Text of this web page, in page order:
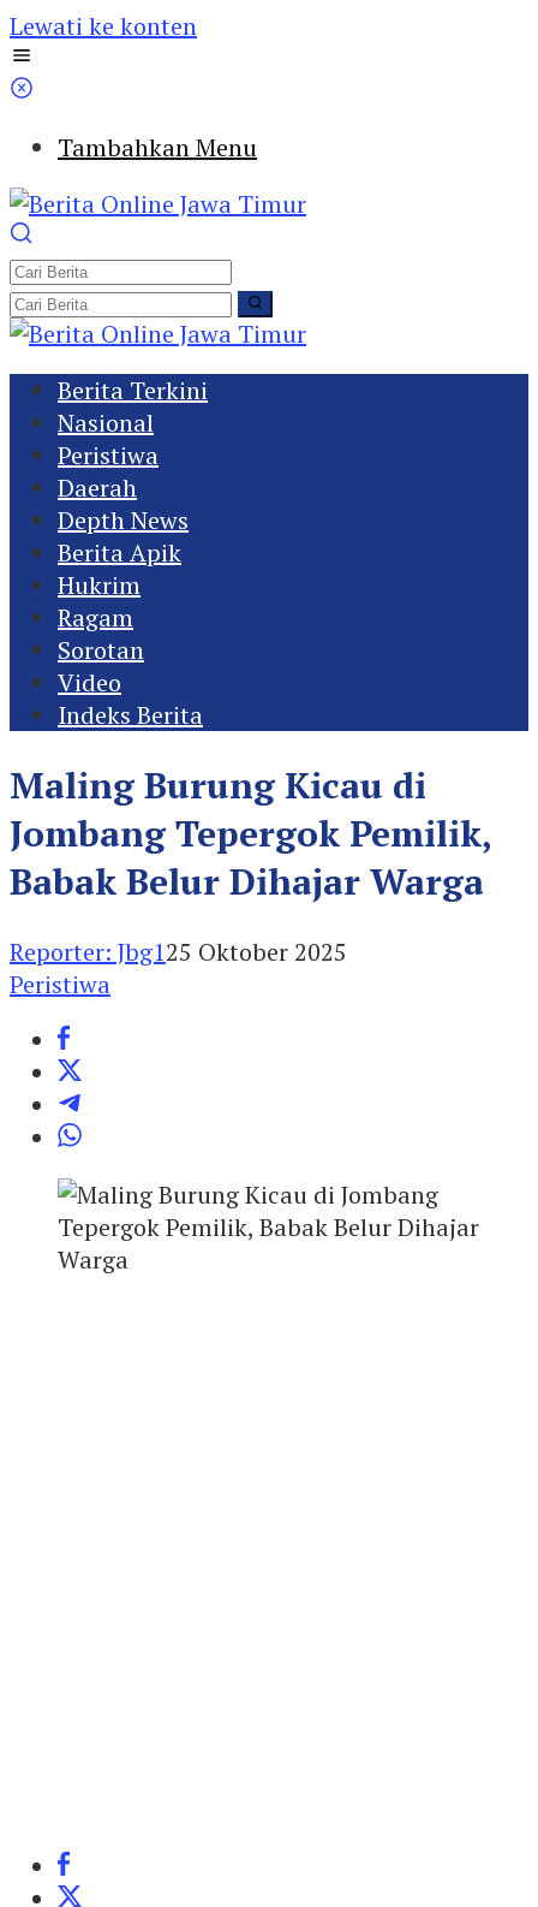
Lewati ke konten
Tambahkan Menu
Berita Terkini
Nasional
Peristiwa
Daerah
Depth News
Berita Apik
Hukrim
Ragam
Sorotan
Video
Indeks Berita
Maling Burung Kicau di
Jombang Tepergok Pemilik,
Babak Belur Dihajar Warga
Reporter: Jbg125 Oktober 2025
Peristiwa